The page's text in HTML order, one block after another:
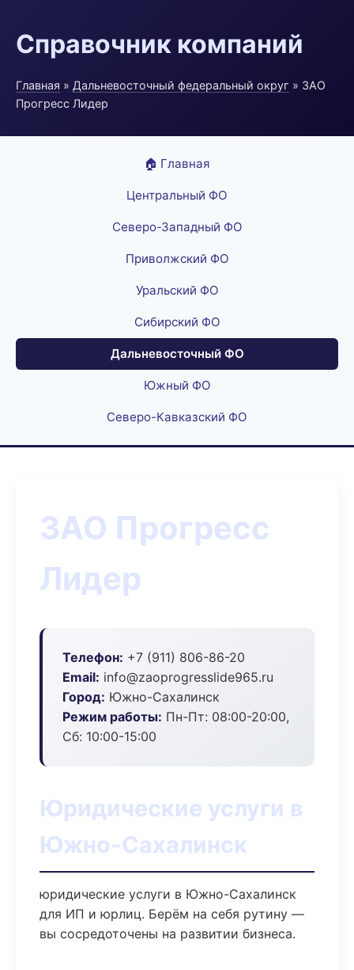
Справочник компаний
Главная » Дальневосточный федеральный округ » ЗАО
Прогресс Лидер
🏠 Главная
Центральный ФО
Северо-Западный ФО
Приволжский ФО
Уральский ФО
Сибирский ФО
Дальневосточный ФО
Южный ФО
Северо-Кавказский ФО
ЗАО Прогресс
Лидер
Телефон: +7 (911) 806-86-20
Email: info@zaoprogresslide965.ru
Город: Южно-Сахалинск
Режим работы: Пн-Пт: 08:00-20:00,
Сб: 10:00-15:00
Юридические услуги в
Южно-Сахалинск
юридические услуги в Южно-Сахалинск
для ИП и юрлиц. Берём на себя рутину —
вы сосредоточены на развитии бизнеса.